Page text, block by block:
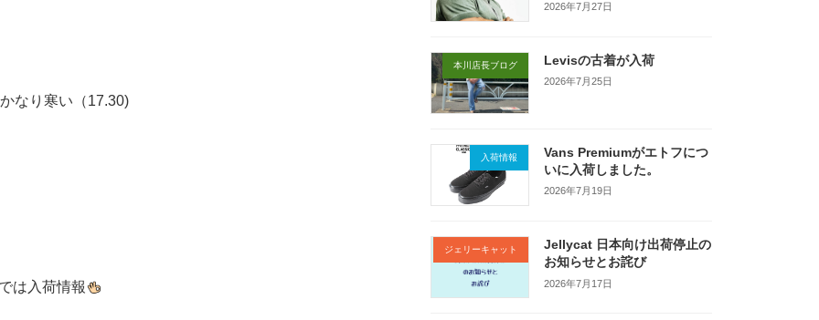
なり寒い（17.30)
は入荷情報
2026年7月27日
本川店長ブログ Levisの古着が入荷
2026年7月25日
入荷情報
Vans Premiumがエトフにつ
いに入荷しました。
2026年7月19日
ジェリーキャット
Jellycat 日本向け出荷停止の
お知らせとお詫び
2026年7月17日